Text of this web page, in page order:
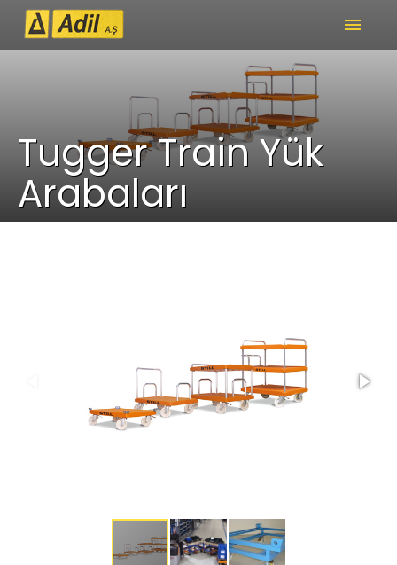
menu
Tugger Train Yük
Arabaları